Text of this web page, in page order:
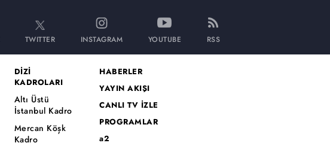
TWITTER INSTAGRAM YOUTUBE RSS
DİZİ
KADROLARI
Altı Üstü
İstanbul Kadro
Mercan Köşk
Kadro
HABERLER
YAYIN AKIŞI
CANLI TV İZLE
PROGRAMLAR
a2